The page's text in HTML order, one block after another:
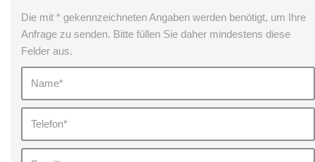
Die mit * gekennzeichneten Angaben werden benötigt, um Ihre
Anfrage zu senden. Bitte füllen Sie daher mindestens diese
Felder aus.